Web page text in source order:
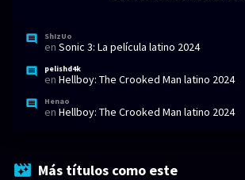
ShIzUo
en Sonic 3: La película latino 2024
pelishd4k
en Hellboy: The Crooked Man latino 2024
Henao
en Hellboy: The Crooked Man latino 2024
Más títulos como este